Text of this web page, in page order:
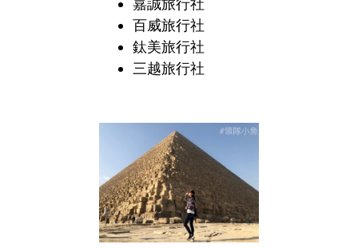
百威旅行社
鈦美旅行社
三越旅行社